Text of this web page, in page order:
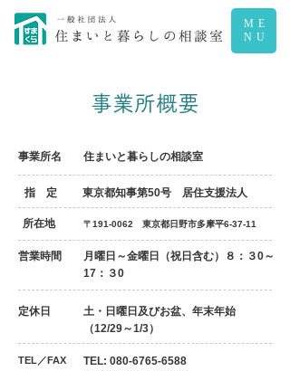
ME
NU
事業所概要
事業所名 住まいと暮らしの相談室
​指 定 東京都知事第50号 居住支援法人
所在地 〒191-0062 東京都日野市多摩平6-37-11
営業時間
月曜日～金曜日（祝日含む）８：３0～
17：３0
定休日
土・日曜日及びお盆、年末年始
（12/29～1/3）
TEL／FAX TEL: 080-6765-6588